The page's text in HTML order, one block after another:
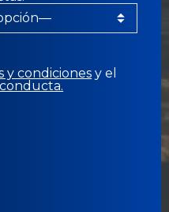
y condiciones y el